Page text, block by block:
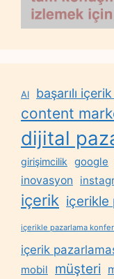
AI başarılı
content
dijital
girişimcilik google
inovasyon
içerik içerikle
içerikle pazarlama
içerik
mobil müşteri